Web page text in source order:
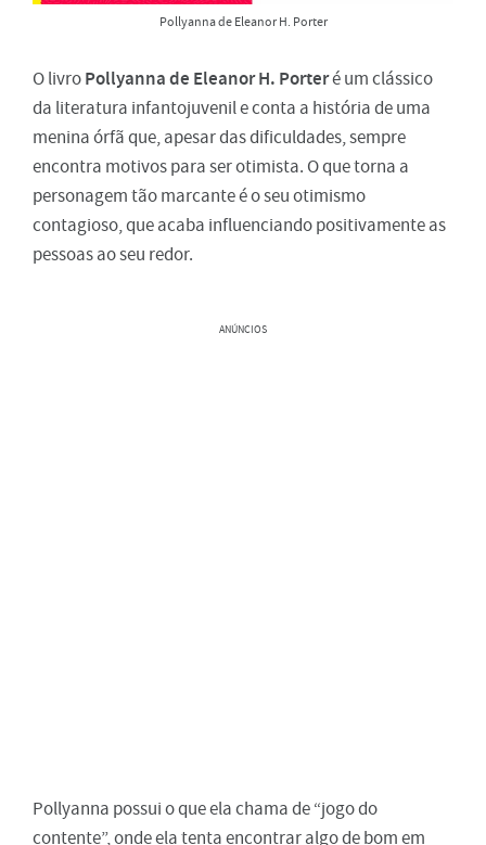
Pollyanna de Eleanor H. Porter
O livroPollyanna de Eleanor H. Porteré um clássico
da literatura infantojuvenil e conta a história de uma
menina órfã que, apesar das dificuldades, sempre
encontra motivos para ser otimista. O que torna a
personagem tão marcante é o seu otimismo
contagioso, que acaba influenciando positivamente as
pessoas ao seu redor.
ANÚNCIOS
Pollyanna possui o que ela chama de “jogo do
contente”, onde ela tenta encontrar algo de bom em